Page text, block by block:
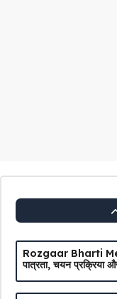
Rozgaar Bharti
पात्रता, चयन प्रक्रिया